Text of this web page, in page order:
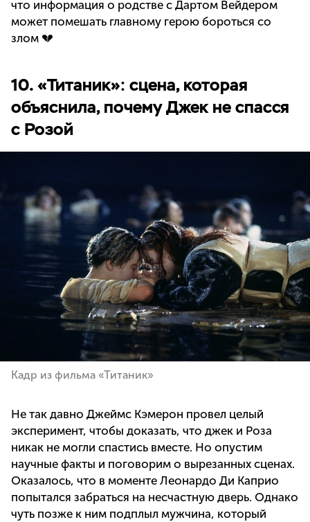
что информация о родстве с Дартом Вейдером
может помешать главному герою бороться со
злом 💔
10. «Титаник»: сцена, которая
объяснила, почему Джек не спасся
с Розой
Кадр из фильма «Титаник»
Не так давно Джеймс Кэмерон провел целый
эксперимент, чтобы доказать, что джек и Роза
никак не могли спастись вместе. Но опустим
научные факты и поговорим о вырезанных сценах.
Оказалось, что в моменте Леонардо Ди Каприо
попытался забраться на несчастную дверь. Однако
чуть позже к ним подплыл мужчина, который